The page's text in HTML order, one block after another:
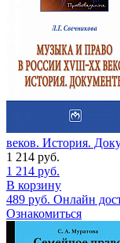
веков. История.
1 214 руб.
1 214 руб.
В корзину
489 руб. Онлайн
Ознакомиться